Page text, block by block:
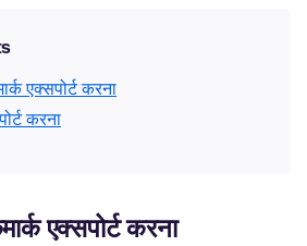
एक्सपोर्ट करना
करना
एक्सपोर्ट करना